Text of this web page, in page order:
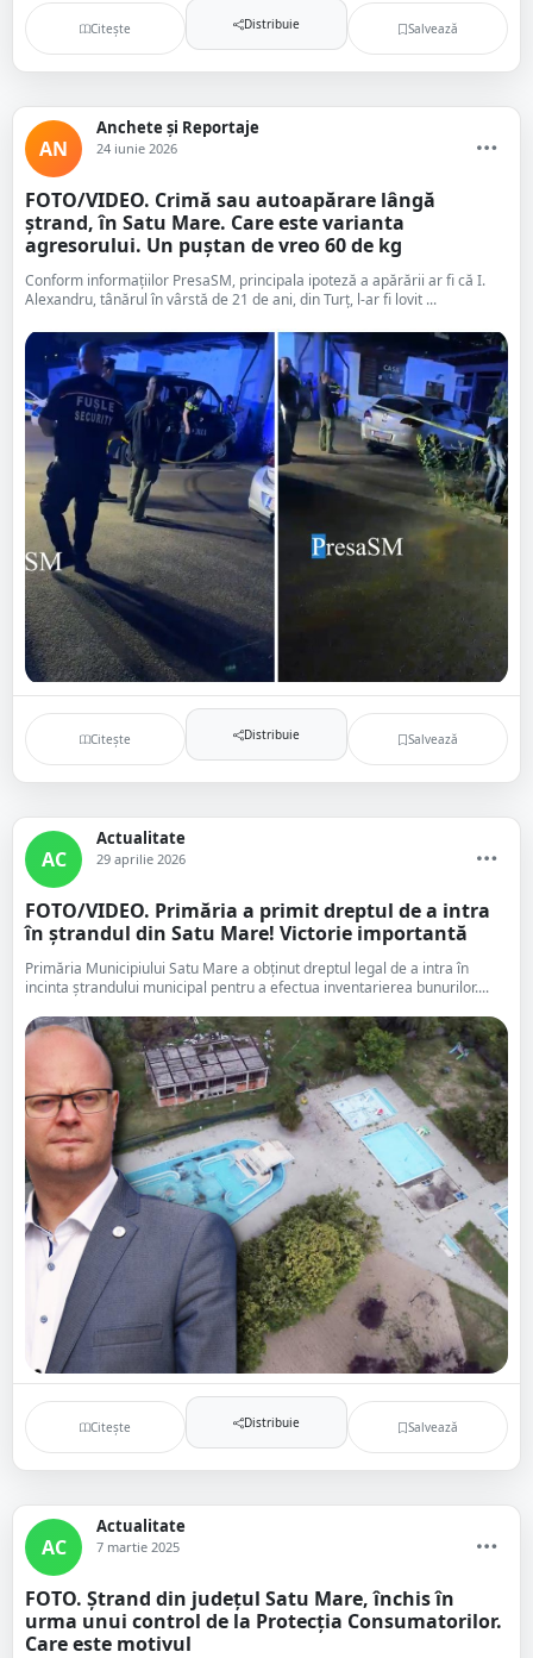
Citește Distribuie Salvează
AN
Anchete și Reportaje
24 iunie 2026
FOTO/VIDEO. Crimă sau autoapărare lângă
ștrand, în Satu Mare. Care este varianta
agresorului. Un puștan de vreo 60 de kg
Conform informațiilor PresaSM, principala ipoteză a apărării ar fi că I.
Alexandru, tânărul în vârstă de 21 de ani, din Turț, l-ar fi lovit ...
Citește Distribuie Salvează
AC
Actualitate
29 aprilie 2026
FOTO/VIDEO. Primăria a primit dreptul de a intra
în ștrandul din Satu Mare! Victorie importantă
Primăria Municipiului Satu Mare a obținut dreptul legal de a intra în
incinta ștrandului municipal pentru a efectua inventarierea bunurilor....
Citește Distribuie Salvează
AC
Actualitate
7 martie 2025
FOTO. Ștrand din județul Satu Mare, închis în
urma unui control de la Protecția Consumatorilor.
Care este motivul